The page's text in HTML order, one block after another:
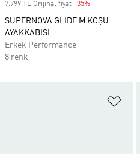
7.799 TL Orijinal fiyat -35%
SUPERNOVA GLIDE M KOŞU
AYAKKABISI
Erkek Performance
8 renk